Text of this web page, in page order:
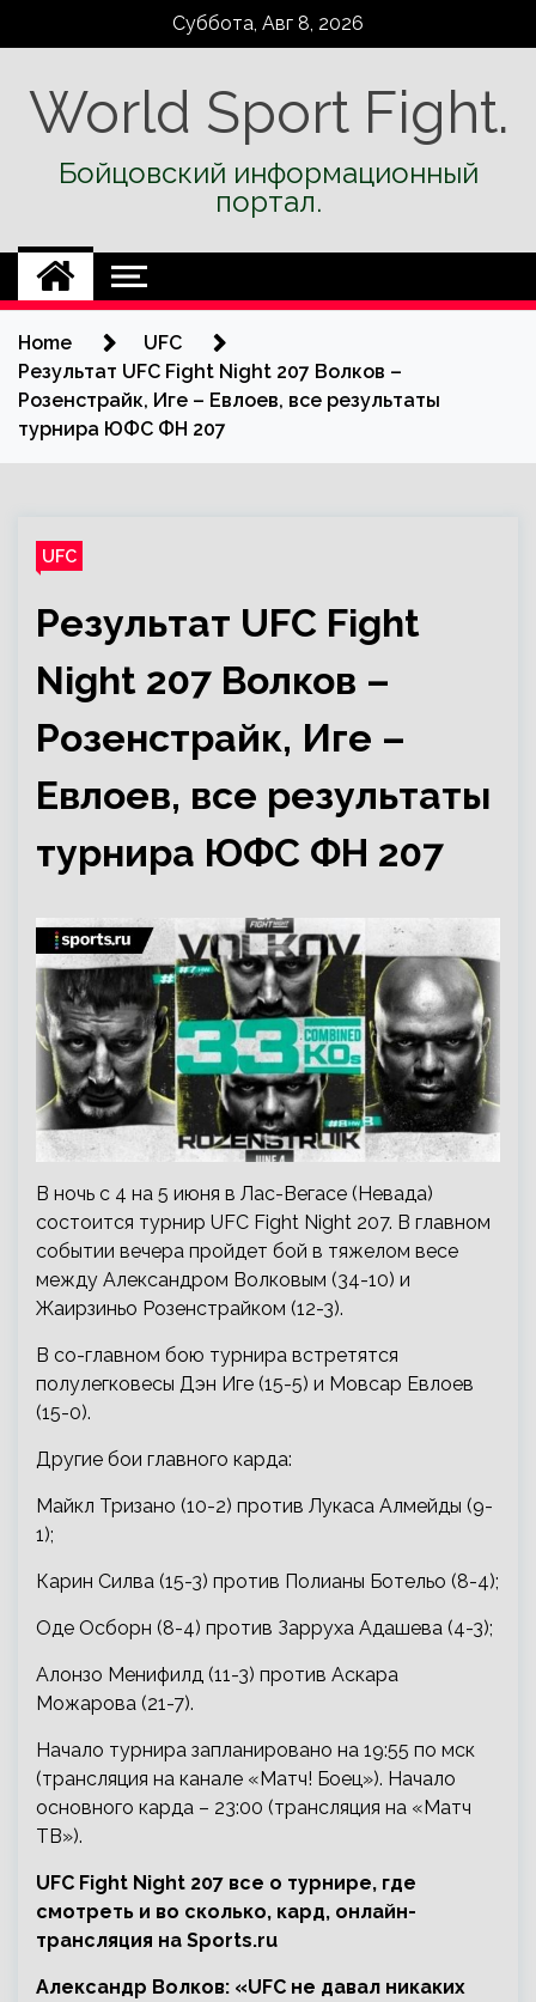
Суббота, Авг 8, 2026
World Sport Fight.
Бойцовский информационный
портал.
Home
UFC
Результат UFC Fight Night 207 Волков –
Розенстрайк, Иге – Евлоев, все результаты
турнира ЮФС ФН 207
UFC
Результат UFC Fight
Night 207 Волков –
Розенстрайк, Иге –
Евлоев, все результаты
турнира ЮФС ФН 207
В ночь с 4 на 5 июня в Лас-Вегасе (Невада)
состоится турнир UFC Fight Night 207. В главном
событии вечера пройдет бой в тяжелом весе
между Александром Волковым (34-10) и
Жаирзиньо Розенстрайком (12-3).
В со-главном бою турнира встретятся
полулегковесы Дэн Иге (15-5) и Мовсар Евлоев
(15-0).
Другие бои главного карда:
Майкл Тризано (10-2) против Лукаса Алмейды (9-
1);
Карин Силва (15-3) против Полианы Ботельо (8-4);
Оде Осборн (8-4) против Зарруха Адашева (4-3);
Алонзо Менифилд (11-3) против Аскара
Можарова (21-7).
Начало турнира запланировано на 19:55 по мск
(трансляция на канале «Матч! Боец»). Начало
основного карда – 23:00 (трансляция на «Матч
ТВ»).
UFC Fight Night 207 все о турнире, где
смотреть и во сколько, кард, онлайн-
трансляция на Sports.ru
Александр Волков: «UFC не давал никаких